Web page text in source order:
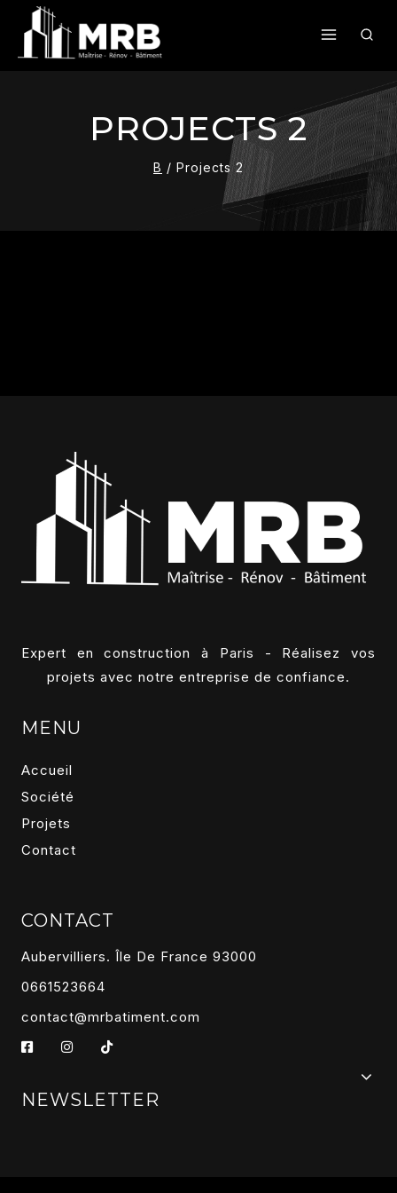
PROJECTS 2
B / Projects 2
Expert en construction à Paris - Réalisez vos
projets avec notre entreprise de confiance.
MENU
Accueil
Société
Projets
Contact
CONTACT
Aubervilliers. Île De France 93000
0661523664
contact@mrbatiment.com
NEWSLETTER